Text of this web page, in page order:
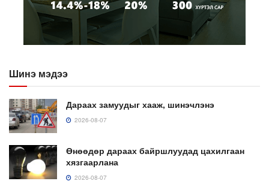
Шинэ мэдээ
Дараах замуудыг хааж, шинэчлэнэ
2026-08-07
Өнөөдөр дараах байршлуудад цахилгаан
хязгаарлана
2026-08-07